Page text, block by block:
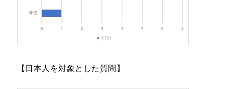
【日本人を対象とした質問】